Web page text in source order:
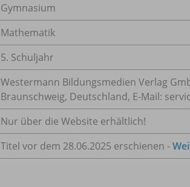
Gymnasium
Mathematik
5. Schuljahr
Westermann Bildungsmedien Verlag
Braunschweig, Deutschland, E-Mail:
Nur über die Website erhältlich!
Titel vor dem 28.06.2025 erschienen -